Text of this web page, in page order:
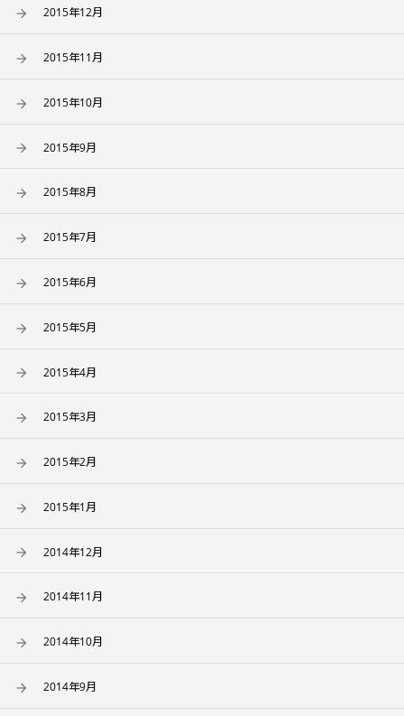
2015年12月
2015年11月
2015年10月
2015年9月
2015年8月
2015年7月
2015年6月
2015年5月
2015年4月
2015年3月
2015年2月
2015年1月
2014年12月
2014年11月
2014年10月
2014年9月